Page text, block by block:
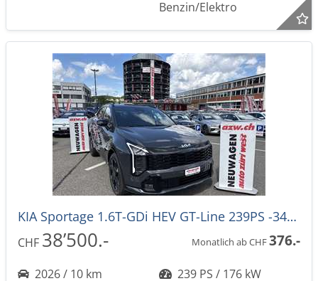
Benzin/Elektro
KIA Sportage 1.6T-GDi HEV GT-Line 239PS -34%! 4x4 Automat NEUES MODELL
CHF 38’500.- Monatlich ab CHF376.-
2026 / 10 km
239 PS / 176 kW